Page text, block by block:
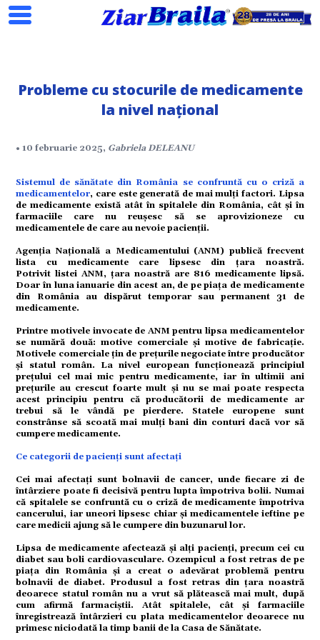
Probleme cu stocurile de medicamente
la nivel național
• 10 februarie 2025, Gabriela DELEANU
Sistemul de sănătate din România se confruntă cu o criză a
medicamentelor, care este generată de mai mulți factori. Lipsa
de medicamente există atât în spitalele din România, cât și în
farmaciile care nu reușesc să se aprovizioneze cu
medicamentele de care au nevoie pacienții.
Agenția Națională a Medicamentului (ANM) publică frecvent
lista cu medicamente care lipsesc din țara noastră.
Potrivit listei ANM, țara noastră are 816 medicamente lipsă.
Doar în luna ianuarie din acest an, de pe piața de medicamente
din România au dispărut temporar sau permanent 31 de
medicamente.
Printre motivele invocate de ANM pentru lipsa medicamentelor
se numără două: motive comerciale și motive de fabricație.
Motivele comerciale țin de prețurile negociate între producător
și statul român. La nivel european funcționează principiul
prețului cel mai mic pentru medicamente, iar în ultimii ani
prețurile au crescut foarte mult și nu se mai poate respecta
acest principiu pentru că producătorii de medicamente ar
trebui să le vândă pe pierdere. Statele europene sunt
constrânse să scoată mai mulți bani din conturi dacă vor să
cumpere medicamente.
Ce categorii de pacienți sunt afectați
Cei mai afectați sunt bolnavii de cancer, unde fiecare zi de
întârziere poate fi decisivă pentru lupta împotriva bolii. Numai
că spitalele se confruntă cu o criză de medicamente împotriva
cancerului, iar uneori lipsesc chiar și medicamentele ieftine pe
care medicii ajung să le cumpere din buzunarul lor.
Lipsa de medicamente afectează și alți pacienți, precum cei cu
diabet sau boli cardiovasculare. Ozempicul a fost retras de pe
piața din România și a creat o adevărat problemă pentru
bolnavii de diabet. Produsul a fost retras din țara noastră
deoarece statul român nu a vrut să plătească mai mult, după
cum afirmă farmaciștii. Atât spitalele, cât și farmaciile
înregistrează întârzieri cu plata medicamentelor deoarece nu
primesc niciodată la timp banii de la Casa de Sănătate.